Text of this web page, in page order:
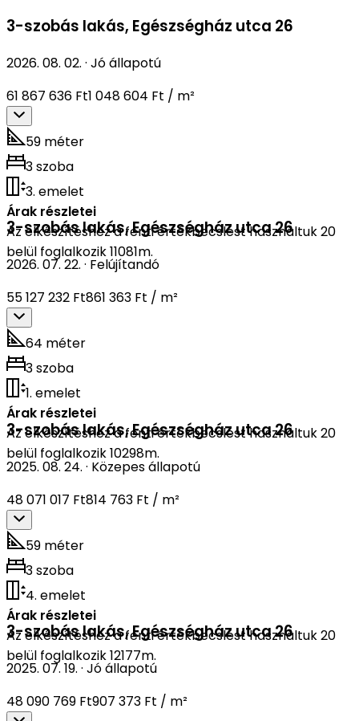
3-szobás lakás, Egészségház utca 26
2026. 08. 02. · Jó állapotú
61 867 636 Ft1 048 604 Ft / m²
59 méter
3 szoba
3. emelet
Árak részletei
Az elkészítéshez a fenti értékbecslést használtuk 20
belül foglalkozik 11081m.
3-szobás lakás,Egészségház utca 26
2026. 07. 22. · Felújítandó
55 127 232 Ft861 363 Ft / m²
64 méter
3 szoba
1. emelet
Árak részletei
Az elkészítéshez a fenti értékbecslést használtuk 20
belül foglalkozik 10298m.
3-szobás lakás,Egészségház utca 26
2025. 08. 24. · Közepes állapotú
48 071 017 Ft814 763 Ft / m²
59 méter
3 szoba
4. emelet
Árak részletei
Az elkészítéshez a fenti értékbecslést használtuk 20
belül foglalkozik 12177m.
3-szobás lakás,Egészségház utca 26
2025. 07. 19. · Jó állapotú
48 090 769 Ft907 373 Ft / m²